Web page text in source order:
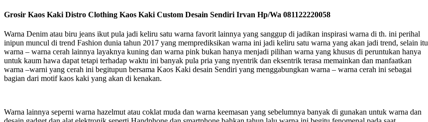
Grosir Kaos Kaki Distro Clothing Kaos Kaki Custom Desain Sendiri Irvan Hp/Wa 081122220058
Warna Denim atau biru jeans ikut pula jadi keliru satu warna favorit lainnya yang sanggup di jadikan inspirasi warna di th. ini perihal
inipun muncul di trend Fashion dunia tahun 2017 yang memprediksikan warna ini jadi keliru satu warna yang akan jadi trend, selain itu
warna – warna cerah lainnya layaknya kuning dan warna pink bukan hanya menjadi pilihan warna yang khusus di peruntukan hanya
untuk kaum hawa dapat tetapi terhadap waktu ini banyak pula pria yang nyentrik dan eksentrik terasa memainkan dan manfaatkan
warna –warni yang cerah ini begitupun bersama Kaos Kaki desain Sendiri yang menggabungkan warna – warna cerah ini sebagai
bagian dari motif kaos kaki yang akan di kenakan.
Warna lainnya seperni warna hazelmut atau coklat muda dan warna keemasan yang sebelumnya banyak di gunakan untuk warna dan